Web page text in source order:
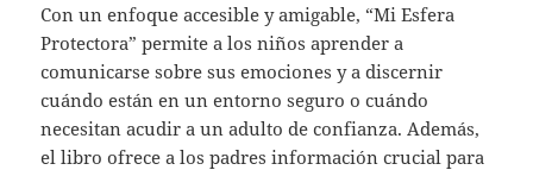
Con un enfoque accesible y amigable, “Mi Esfera
Protectora” permite a los niños aprender a
comunicarse sobre sus emociones y a discernir
cuándo están en un entorno seguro o cuándo
necesitan acudir a un adulto de confianza. Además,
el libro ofrece a los padres información crucial para